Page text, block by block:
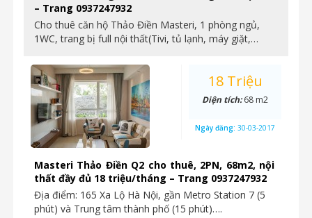
– Trang 0937247932
Cho thuê căn hộ Thảo Điền Masteri, 1 phòng ngủ,
1WC, trang bị full nội thất(Tivi, tủ lạnh, máy giặt,…
Masteri Thảo Điền Q2 cho thuê, 2PN, 68m2, nội
thất đầy đủ 18 triệu/tháng – Trang 0937247932
Địa điểm: 165 Xa Lộ Hà Nội, gần Metro Station 7 (5
phút) và Trung tâm thành phố (15 phút)….
18 Triệu
Diện tích:68 m2
Ngày đăng: 30-03-2017